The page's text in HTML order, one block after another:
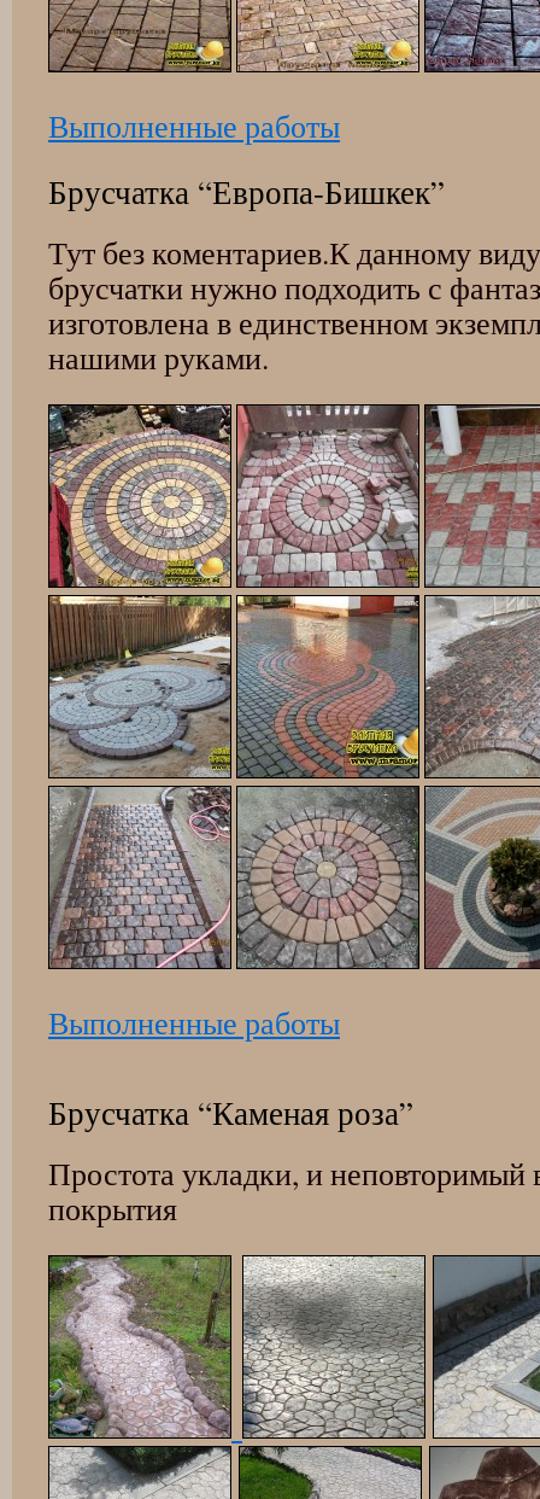
Выполненные работы
Брусчатка “Европа-Бишкек”
Тут без коментариев.К данному
брусчатки нужно подходить с
изготовлена в единственном
нашими руками.
Выполненные работы
Брусчатка “Каменая роза”
Простота укладки, и неповторимый
покрытия